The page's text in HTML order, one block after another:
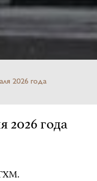
2026 года
2026 года